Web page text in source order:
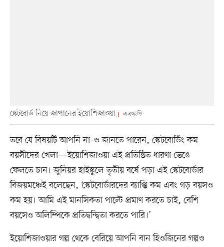
স্কেটবোর্ড নিয়ে জাপানের ইয়োশিজাওয়া এএফপি
তবে যে বিষয়টি আপনি না–ও জানতে পারেন, স্কেটবোর্ডিং কম
বয়সীদের খেলা—ইয়োশিজাওয়া এই প্রতিষ্ঠিত ধারণা ভেঙে
ফেলতে চান। জুনিয়র হাইস্কুলে তৃতীয় বর্ষে পড়া এই স্কেটবোর্ডার
বিজয়মঞ্চেই বলেছেন, ‘স্কেটবোর্ডারদের ব্যাপ্তি কম এবং গড় বয়সও
কম হয়। আমি এই মানসিকতা পাল্টে প্রমাণ করতে চাই, বেশি
বয়সেও অলিম্পিকে প্রতিদ্বন্দ্বিতা করতে পারি।’
ইয়োশিজাওয়ার গল্প থেকে বেরিয়ে আপনি বান হিওজিনের গল্পও